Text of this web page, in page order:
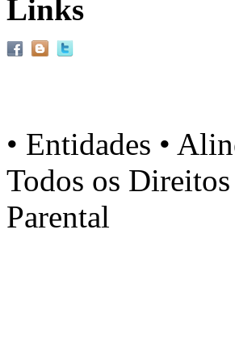
Links
• Entidades •
Todos os
Parental